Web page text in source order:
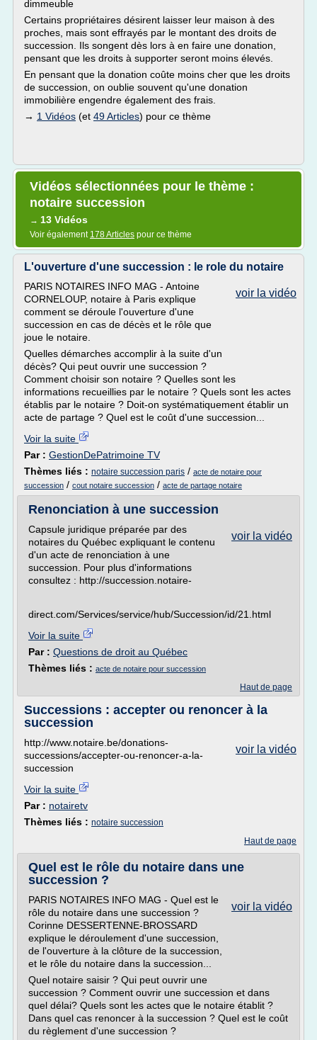
dimmeuble
Certains propriétaires désirent laisser leur maison à des
proches, mais sont effrayés par le montant des droits de
succession. Ils songent dès lors à en faire une donation,
pensant que les droits à supporter seront moins élevés.
En pensant que la donation coûte moins cher que les droits
de succession, on oublie souvent qu'une donation
immobilière engendre également des frais.
→ 1 Vidéos (et 49 Articles) pour ce thème
Vidéos sélectionnées pour le thème :
notaire succession
→ 13 Vidéos
Voir également 178 Articles pour ce thème
L'ouverture d'une succession : le role du notaire
voir la vidéo
PARIS NOTAIRES INFO MAG - Antoine
CORNELOUP, notaire à Paris explique
comment se déroule l'ouverture d'une
succession en cas de décès et le rôle que
joue le notaire.
Quelles démarches accomplir à la suite d'un
décès? Qui peut ouvrir une succession ?
Comment choisir son notaire ? Quelles sont les
informations recueillies par le notaire ? Quels sont les actes
établis par le notaire ? Doit-on systématiquement établir un
acte de partage ? Quel est le coût d'une succession...
Voir la suite
Par : GestionDePatrimoine TV
Thèmes liés : notaire succession paris / acte de notaire pour
succession / cout notaire succession / acte de partage notaire
Renonciation à une succession
voir la vidéo
Capsule juridique préparée par des
notaires du Québec expliquant le contenu
d'un acte de renonciation à une
succession. Pour plus d'informations
consultez : http://succession.notaire-
direct.com/Services/service/hub/Succession/id/21.html
Voir la suite
Par : Questions de droit au Québec
Thèmes liés : acte de notaire pour succession
Haut de page
Successions : accepter ou renoncer à la
succession
voir la vidéo
http://www.notaire.be/donations-
successions/accepter-ou-renoncer-a-la-
succession
Voir la suite
Par : notairetv
Thèmes liés : notaire succession
Haut de page
Quel est le rôle du notaire dans une
succession ?
voir la vidéo
PARIS NOTAIRES INFO MAG - Quel est le
rôle du notaire dans une succession ?
Corinne DESSERTENNE-BROSSARD
explique le déroulement d'une succession,
de l'ouverture à la clôture de la succession,
et le rôle du notaire dans la succession...
Quel notaire saisir ? Qui peut ouvrir une
succession ? Comment ouvrir une succession et dans
quel délai? Quels sont les actes que le notaire établit ?
Dans quel cas renoncer à la succession ? Quel est le coût
du règlement d'une succession ?